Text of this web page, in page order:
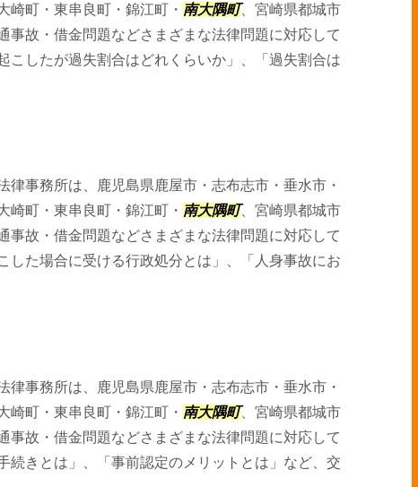
崎町・東串良町・錦江町・ 南大隅町、宮崎県都城市
事故・借金問題などさまざまな法律問題に対応して
こしたが過失割合はどれくらいか」、「過失割合は
律事務所は、鹿児島県鹿屋市・志布志市・垂水市・
崎町・東串良町・錦江町・ 南大隅町、宮崎県都城市
事故・借金問題などさまざまな法律問題に対応して
した場合に受ける行政処分とは」、「人身事故にお
律事務所は、鹿児島県鹿屋市・志布志市・垂水市・
崎町・東串良町・錦江町・ 南大隅町、宮崎県都城市
事故・借金問題などさまざまな法律問題に対応して
続きとは」、「事前認定のメリットとは」など、交